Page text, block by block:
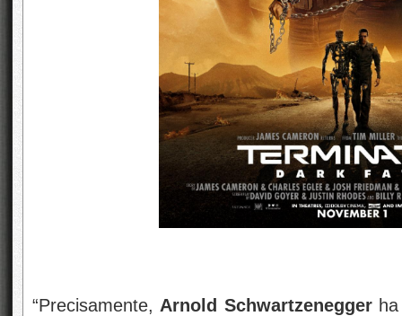
“Precisamente, Arnold Schwartzeneggerha